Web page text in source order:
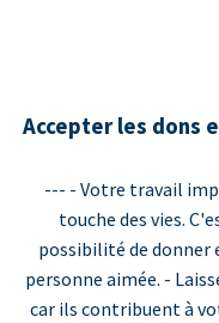
Accepter les dons
--- - Votre travail
touche des vies.
possibilité de donner
personne aimée. -
car ils contribuent à